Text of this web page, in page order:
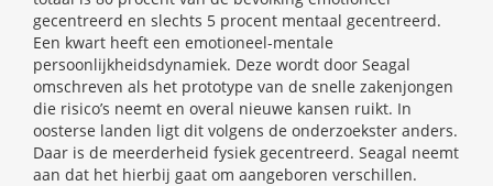
gecentreerd en slechts 5 procent mentaal gecentreerd.
Een kwart heeft een emotioneel-mentale
persoonlijkheidsdynamiek. Deze wordt door Seagal
omschreven als het prototype van de snelle zakenjongen
die risico’s neemt en overal nieuwe kansen ruikt. In
oosterse landen ligt dit volgens de onderzoekster anders.
Daar is de meerderheid fysiek gecentreerd. Seagal neemt
aan dat het hierbij gaat om aangeboren verschillen.